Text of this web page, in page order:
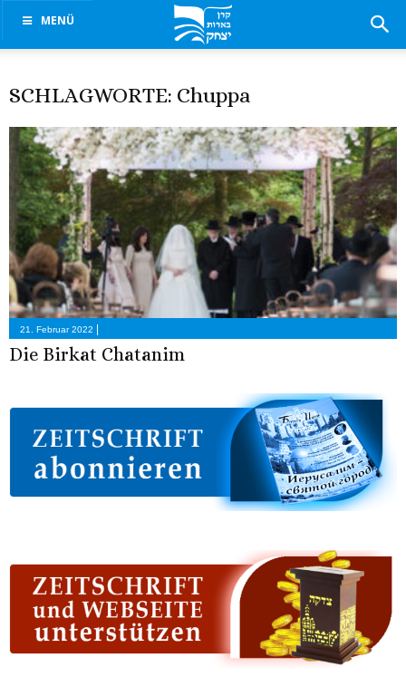
MENÜ
SCHLAGWORTE: Chuppa
21. Februar 2022
Die Birkat Chatanim